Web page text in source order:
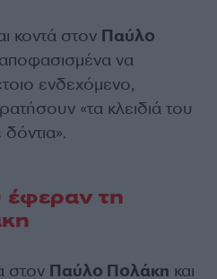
κοντά στον Παύλο
αποφασισμένα να
ενδεχόμενο,
«τα κλειδιά του
έφεραν τη
στον Παύλο Πολάκη και